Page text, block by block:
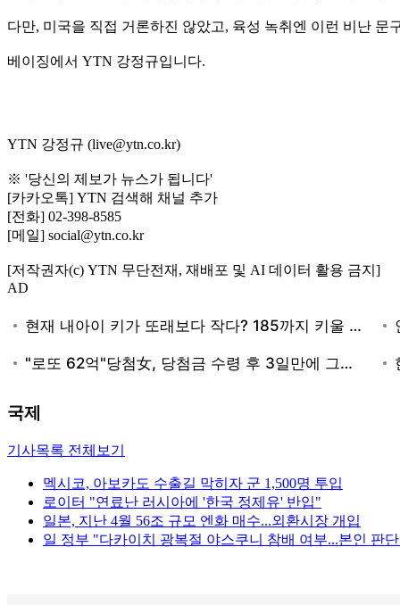
다만, 미국을 직접 거론하진 않았고, 육성 녹취엔 이런 비난
베이징에서 YTN 강정규입니다.
YTN 강정규 (live@ytn.co.kr)
※ '당신의 제보가 뉴스가 됩니다'
[카카오톡] YTN 검색해 채널 추가
[전화] 02-398-8585
[메일] social@ytn.co.kr
[저작권자(c) YTN 무단전재, 재배포 및 AI 데이터 활용 금지]
AD
국제
기사목록 전체보기
멕시코, 아보카도 수출길 막히자 군 1,500명 투입
로이터 "연료난 러시아에 '한국 정제유' 반입"
일본, 지난 4월 56조 규모 엔화 매수...외환시장 개입
일 정부 "다카이치 광복절 야스쿠니 참배 여부...본인 판